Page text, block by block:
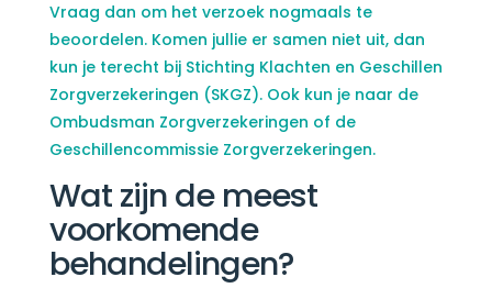
Vraag dan om het verzoek nogmaals te
beoordelen. Komen jullie er samen niet uit, dan
kun je terecht bij Stichting Klachten en Geschillen
Zorgverzekeringen (SKGZ). Ook kun je naar de
Ombudsman Zorgverzekeringen of de
Geschillencommissie Zorgverzekeringen.
Wat zijn de meest
voorkomende
behandelingen?